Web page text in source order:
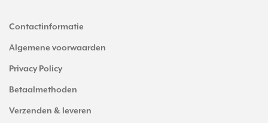
Contactinformatie
Algemene voorwaarden
Privacy Policy
Betaalmethoden
Verzenden & leveren